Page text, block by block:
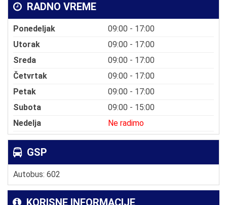
RADNO VREME
Ponedeljak
09:00 - 17:00
Utorak
09:00 - 17:00
Sreda
09:00 - 17:00
Četvrtak
09:00 - 17:00
Petak
09:00 - 17:00
Subota
09:00 - 15:00
Nedelja
Ne radimo
GSP
Autobus: 602
KORISNE INFORMACIJE